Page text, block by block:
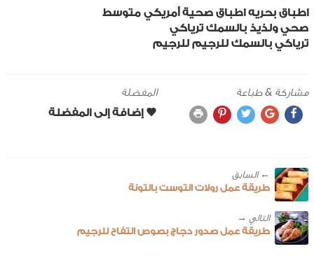
اطباق بحريه اطباق صحية أمريكي متوسط
صحي ولذيذ بالسمك ترياكي
ترياكي بالسمك للرجيم للرجيم
مشاركة & طباعة المفضلة
← ‎السابق
طريقة عمل رولات التوست بالتونة
طريقة عمل صدور دجاج بصوص التفاح للرجيم